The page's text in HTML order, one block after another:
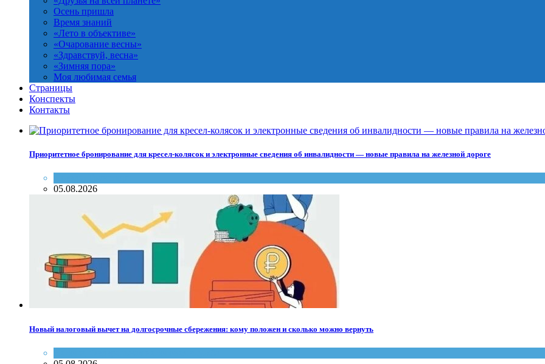
Осень пришла
Время знаний
«Лето в объективе»
«Очарование весны»
«Здравствуй, весна»
«Зимняя пора»
Моя любимая семья
Страницы
Конспекты
Контакты
Приоритетное бронирование для кресел-колясок и электронные сведения об инвалидности — новые правила на железной дороге
05.08.2026
Новый налоговый вычет на долгосрочные сбережения: кому положен и сколько можно вернуть